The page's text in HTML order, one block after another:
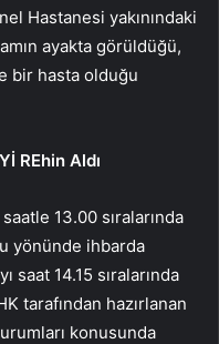
Hastanesi yakınındaki
ayakta görüldüğü,
bir hasta olduğu
REhin Aldı
13.00 sıralarında
yönünde ihbarda
saat 14.15 sıralarında
tarafından hazırlanan
konusunda